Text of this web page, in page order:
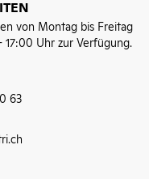
von Montag bis Freitag
Uhr zur Verfügung.
63